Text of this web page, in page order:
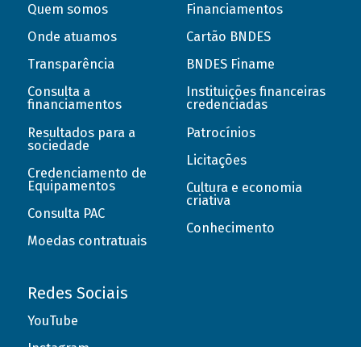
Quem somos
Onde atuamos
Transparência
Consulta a
financiamentos
Resultados para a
sociedade
Credenciamento de
Equipamentos
Consulta PAC
Moedas contratuais
Financiamentos
Cartão BNDES
BNDES Finame
Instituições financeiras
credenciadas
Patrocínios
Licitações
Cultura e economia
criativa
Conhecimento
Redes Sociais
YouTube